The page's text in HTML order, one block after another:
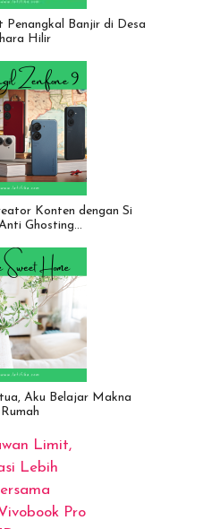
Penangkal Banjir di Desa
Hilir
Konten dengan Si
Ghosting…
Aku Belajar Makna
Rumah